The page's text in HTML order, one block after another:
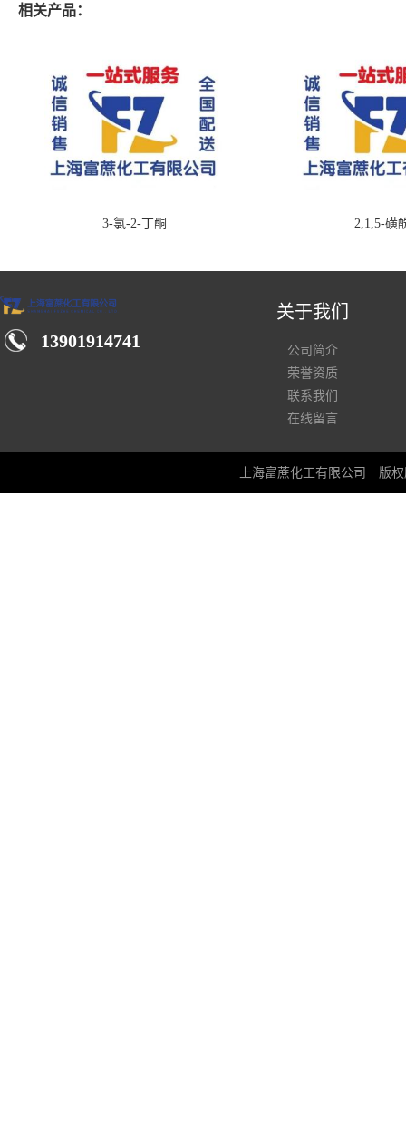
相关产品：
3-氯-2-丁酮 2,1,5-磺
13901914741
关于我们
公司简介
荣誉资质
联系我们
在线留言
上海富蔗化工有限公司 版